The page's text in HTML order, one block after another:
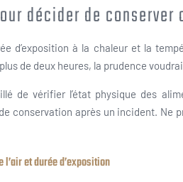
décider de conserver
d’exposition à la chaleur et la
de deux heures, la prudence
de vérifier l’état physique des
conservation après un incident. Ne
l’air et durée d’exposition